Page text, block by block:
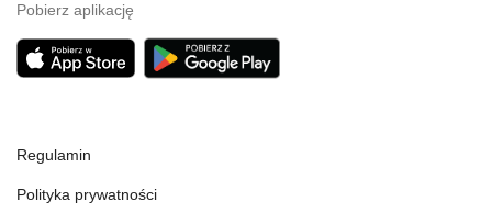
Pobierz aplikację
Regulamin
Polityka prywatności